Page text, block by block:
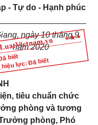
biếtlực: Đã biết
- Tự do - Hạnh phúc
ngày 10 tháng 9
năm 2020
tiêu chuẩn chức
phòng và tương
phòng, Phó